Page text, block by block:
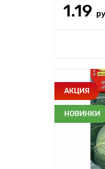
1.19
АКЦИЯ
НОВИНКИ
Растояние
растениями